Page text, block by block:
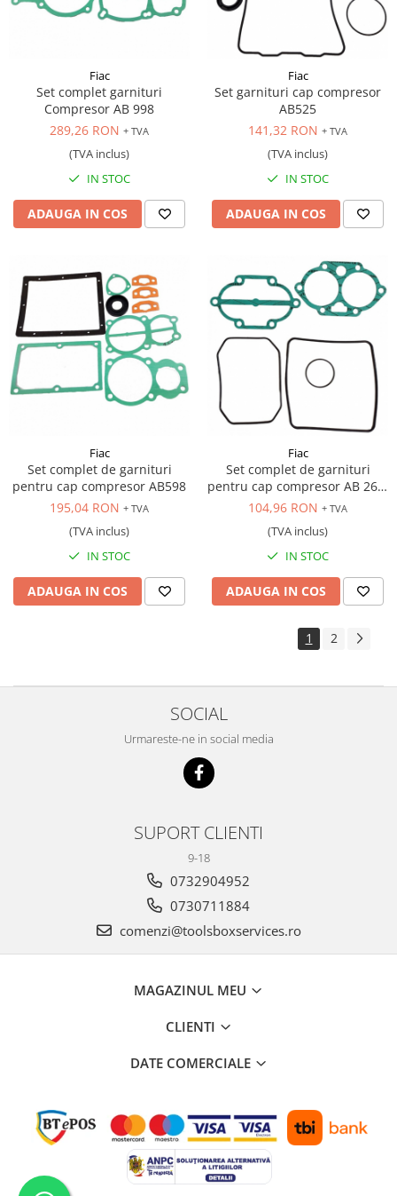
Fiac
Set complet garnituri
Compresor AB 998
289,26 RON + TVA
(TVA inclus)
IN STOC
ADAUGA IN COS
Fiac
Set garnituri cap compresor
AB525
141,32 RON + TVA
(TVA inclus)
IN STOC
ADAUGA IN COS
Fiac
Set complet de garnituri
pentru cap compresor AB598
195,04 RON + TVA
(TVA inclus)
IN STOC
ADAUGA IN COS
Fiac
Set complet de garnituri
pentru cap compresor AB 268,
AB 348 , AB 360
104,96 RON + TVA
(TVA inclus)
IN STOC
ADAUGA IN COS
1 2
SOCIAL
Urmareste-ne in social media
SUPORT CLIENTI
9-18
0732904952
0730711884
comenzi@toolsboxservices.ro
MAGAZINUL MEU
CLIENTI
DATE COMERCIALE